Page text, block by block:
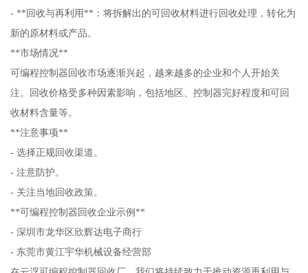
- **回收与再利用**：将拆解出的可回收材料进行回收处理，转化为
新的原材料或产品。
**市场情况**
可编程控制器回收市场逐渐兴起，越来越多的企业和个人开始关
注。回收价格受多种因素影响，包括地区、控制器完好程度和可回
收材料含量等。
**注意事项**
- 选择正规回收渠道。
- 注意防护。
- 关注当地回收政策。
**可编程控制器回收企业示例**
- 深圳市龙华区欣辉达电子商行
- 东莞市黄江宇华机械设备经营部